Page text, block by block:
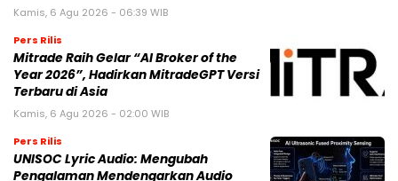
Kamis, 6 Agu 2026 - 06:39 WIB
Pers Rilis
Mitrade Raih Gelar “AI Broker of the
Year 2026”, Hadirkan MitradeGPT Versi
Terbaru di Asia
Kamis, 6 Agu 2026 - 02:00 WIB
Pers Rilis
UNISOC Lyric Audio: Mengubah
Pengalaman Mendengarkan Audio